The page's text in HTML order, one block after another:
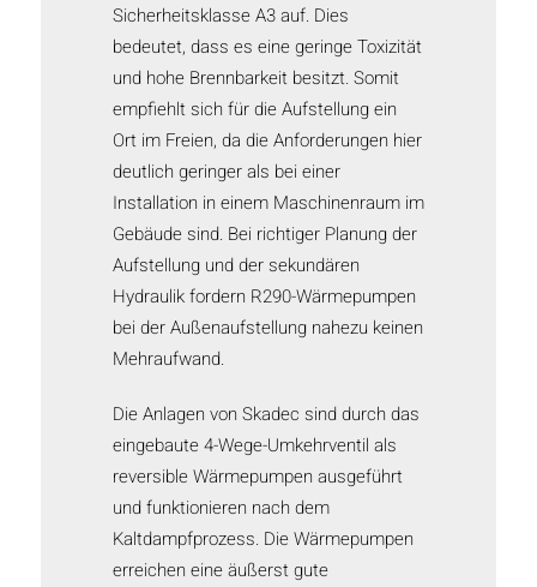
Sicherheitsklasse A3 auf. Dies
bedeutet, dass es eine geringe Toxizität
und hohe Brennbarkeit besitzt. Somit
empfiehlt sich für die Aufstellung ein
Ort im Freien, da die Anforderungen hier
deutlich geringer als bei einer
Installation in einem Maschinenraum im
Gebäude sind. Bei richtiger Planung der
Aufstellung und der sekundären
Hydraulik fordern R290-Wärmepumpen
bei der Außenaufstellung nahezu keinen
Mehraufwand.
Die Anlagen von Skadec sind durch das
eingebaute 4-Wege-Umkehrventil als
reversible Wärmepumpen ausgeführt
und funktionieren nach dem
Kaltdampfprozess. Die Wärmepumpen
erreichen eine äußerst gute